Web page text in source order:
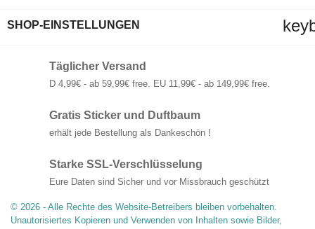
SHOP-EINSTELLUNGEN
Täglicher Versand
D 4,99€ - ab 59,99€ free. EU 11,99€ - ab 149,99€ free.
Gratis Sticker und Duftbaum
erhält jede Bestellung als Dankeschön !
Starke SSL-Verschlüsselung
Eure Daten sind Sicher und vor Missbrauch geschützt
© 2026 - Alle Rechte des Website-Betreibers bleiben vorbehalten.
Unautorisiertes Kopieren und Verwenden von Inhalten sowie Bilder,